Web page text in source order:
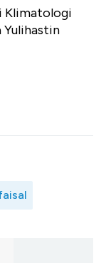
Klimatologi
Yulihastin